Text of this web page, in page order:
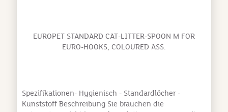
EUROPET STANDARD CAT-LITTER-SPOON M FOR
EURO-HOOKS, COLOURED ASS.
Spezifikationen- Hygienisch - Standardlöcher -
Kunststoff Beschreibung Sie brauchen die